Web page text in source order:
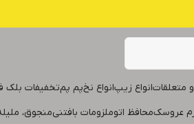
متعلقاتانواع زیپانواع نخپم پمتخفیفات بلک
عروسکمحافظ اتوملزومات بافتنیمنجوق،